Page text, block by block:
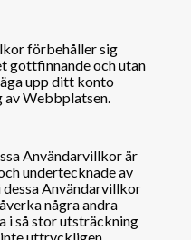
förbehåller sig
gottfinnande och utan
upp ditt konto
av Webbplatsen.
Användarvillkor är
undertecknade av
dessa Användarvillkor
några andra
i så stor utsträckning